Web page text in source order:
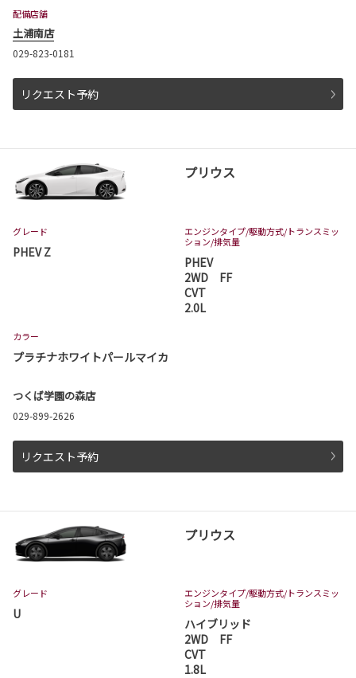
配備店舗
土浦南店
029-823-0181
リクエスト予約
プリウス
グレード
PHEV Z
エンジンタイプ/駆動方式/トランスミッ
ション/排気量
PHEV
2WD FF
CVT
2.0L
カラー
プラチナホワイトパールマイカ
つくば学園の森店
029-899-2626
リクエスト予約
プリウス
グレード
U
エンジンタイプ/駆動方式/トランスミッ
ション/排気量
ハイブリッド
2WD FF
CVT
1.8L